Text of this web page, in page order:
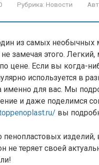
Рубрика: Новости
из самых
замечая этого.
цене. Если вы когда-
используется в
именно для вас. Мы
и даже поделимся
вы
изделий,
не теряет своей